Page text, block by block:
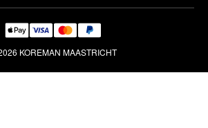
KOREMAN MAASTRICHT